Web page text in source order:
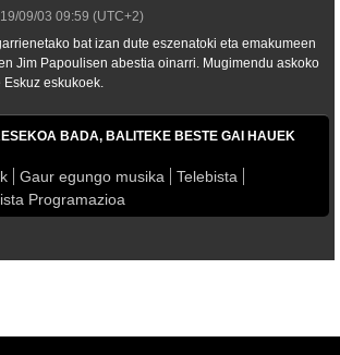
09/03 09:59 (UTC+2)
bat izan dute eszenatoki eta emakumeen
Jim Papoulisen abestia oinarri. Mugimendu askoko
eskukoek.
BADA, BALITEKE BESTE GAI HAUEK
Gaur egungo musika
Telebista
Programazioa